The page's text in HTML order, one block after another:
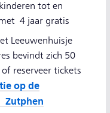
tot en
4 jaar gratis
Leeuwenhuisje
bevindt zich 50
reserveer tickets
op de
Zutphen